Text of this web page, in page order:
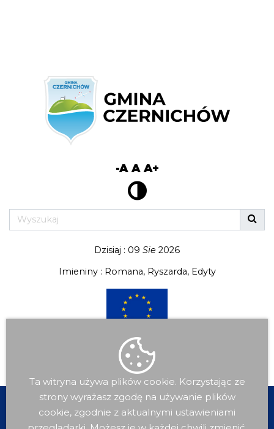
-AAA+
Dzisiaj : 09 Sie 2026
Imieniny : Romana, Ryszarda, Edyty
Ta witryna używa plików cookie. Korzystając ze
strony wyrażasz zgodę na używanie plików
cookie, zgodnie z aktualnymi ustawieniami